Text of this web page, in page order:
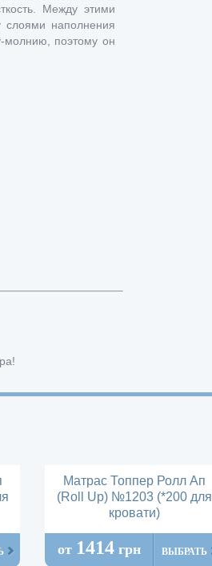
Между этими
слоями наполнения
молнию, поэтому он
Матрас Топпер Ролл Ап
(Roll Up) №1203 (*200 для
кровати)
от 1414грн ВЫБРАТЬ